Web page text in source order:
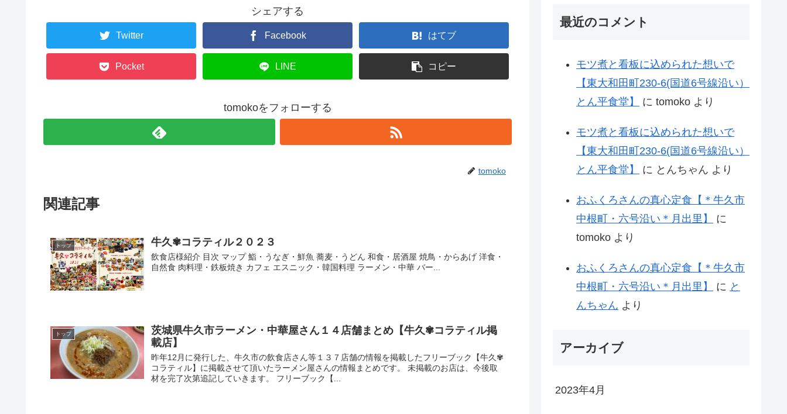
シェアする
Twitter Facebook はてブ
Pocket LINE コピー
tomokoをフォローする
tomoko
関連記事
トップ 牛久✾コラティル２０２３
飲食店様紹介 目次 マップ 鮨・うなぎ・鮮魚 蕎麦・うどん 和食・居酒屋 焼鳥・からあげ 洋食・
自然食 肉料理・鉄板焼き カフェ エスニック・韓国料理 ラーメン・中華 バー...
トップ
茨城県牛久市ラーメン・中華屋さん１４店舗まとめ【牛久✾コラティル掲
載店】
昨年12月に発行した、牛久市の飲食店さん等１３７店舗の情報を掲載したフリーブック【牛久✾
コラティル】に掲載させて頂いたラーメン屋さんの情報まとめです。 未掲載のお店は、今後取
材を完了次第追記していきます。 フリーブック【...
最近のコメント
モツ煮と看板に込められた想いで
【東大和田町230-6(国道6号線沿い）
とん平食堂】
に tomoko より
モツ煮と看板に込められた想いで
【東大和田町230-6(国道6号線沿い）
とん平食堂】
に とんちゃん より
おふくろさんの真心定食【＊牛久市
中根町・六号沿い＊月出里】
に
tomoko より
おふくろさんの真心定食【＊牛久市
中根町・六号沿い＊月出里】
に と
んちゃん より
アーカイブ
2023年4月